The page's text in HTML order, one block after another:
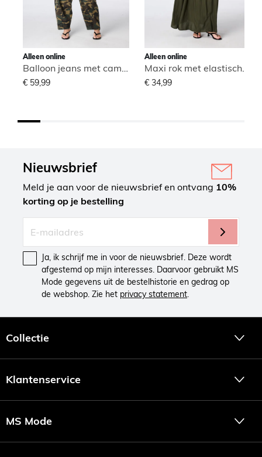
Alleen online
€ 59,99
Alleen online
€ 34,99
Nieuwsbrief
Meld je aan voor de nieuwsbrief en ontvang 10%
korting op je bestelling
Ja, ik schrijf me in voor de nieuwsbrief. Deze wordt
afgestemd op mijn interesses. Daarvoor gebruikt MS
Mode gegevens uit de bestelhistorie en gedrag op
de webshop. Zie het privacy statement.
Collectie
Klantenservice
MS Mode